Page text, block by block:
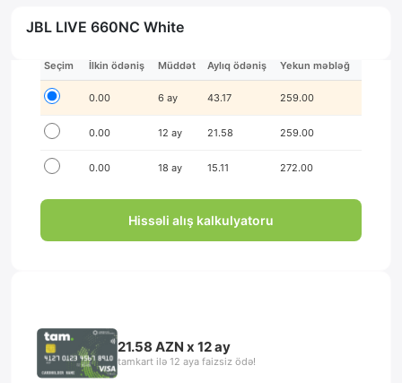
JBL LIVE 660NC White
İlkin ödənişsiz hissə-hissə ödə!
Seçim İlkin ödəniş Müddət Aylıq ödəniş Yekun məbləğ
0.00 6 ay 43.17 259.00
0.00 12 ay 21.58 259.00
0.00 18 ay 15.11 272.00
Hissəli alış kalkulyatoru
21.58 AZN x 12 ay
tamkart ilə 12 aya faizsiz ödə!